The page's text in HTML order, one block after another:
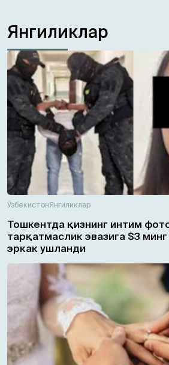
Янгиликлар
ЎзбекистонЯнгиликлар
Тошкентда қизнинг интим
тарқатмаслик эвазига $3
эркак ушланди